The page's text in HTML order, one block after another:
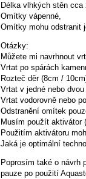
Délka vlhkých stěn cca
Omítky vápenné,
Omítky mohu odstranit
Otázky:
Můžete mi navrhnout
Vrtat po spárách
Rozteč děr (8cm /
Vrtat v jedné nebo
Vrtat vodorovně nebo
Odstranění omítek
Musím použít aktivátor
Použitím aktivátoru
Jaká je optimální
Poprosím také o návrh
pauze po použití